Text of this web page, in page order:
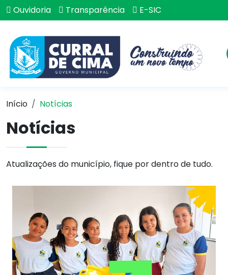
Ouvidoria Transparência E-SIC
Início Notícias
Notícias
Atualizações do município, fique por dentro de tudo.